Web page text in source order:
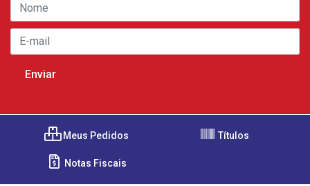
Meus Pedidos Títulos
Notas Fiscais